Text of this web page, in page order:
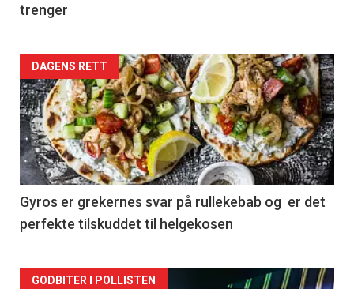
trenger
Forsiden
akkurat
nå
-
2
DAGENS RETT
Gyros er grekernes svar på rullekebab og er det
perfekte tilskuddet til helgekosen
GODBITER I POLLISTEN